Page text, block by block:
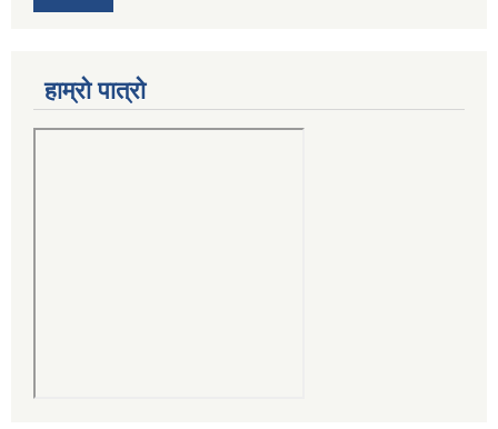
हाम्रो पात्रो